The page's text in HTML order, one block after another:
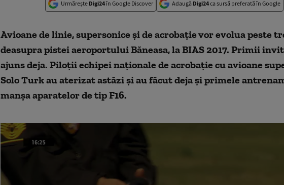
Urmărește Digi24în Google Discover Adaugă Digi24ca sursă preferată în Google
Avioane de linie, supersonice şi de acrobaţie vor evolua peste
deasupra pistei aeroportului Băneasa, la BIAS 2017. Primii
ajuns deja. Piloţii echipei naţionale de acrobaţie cu avioane
Solo Turk au aterizat astăzi şi au făcut deja şi primele
manşa aparatelor de tip F16.